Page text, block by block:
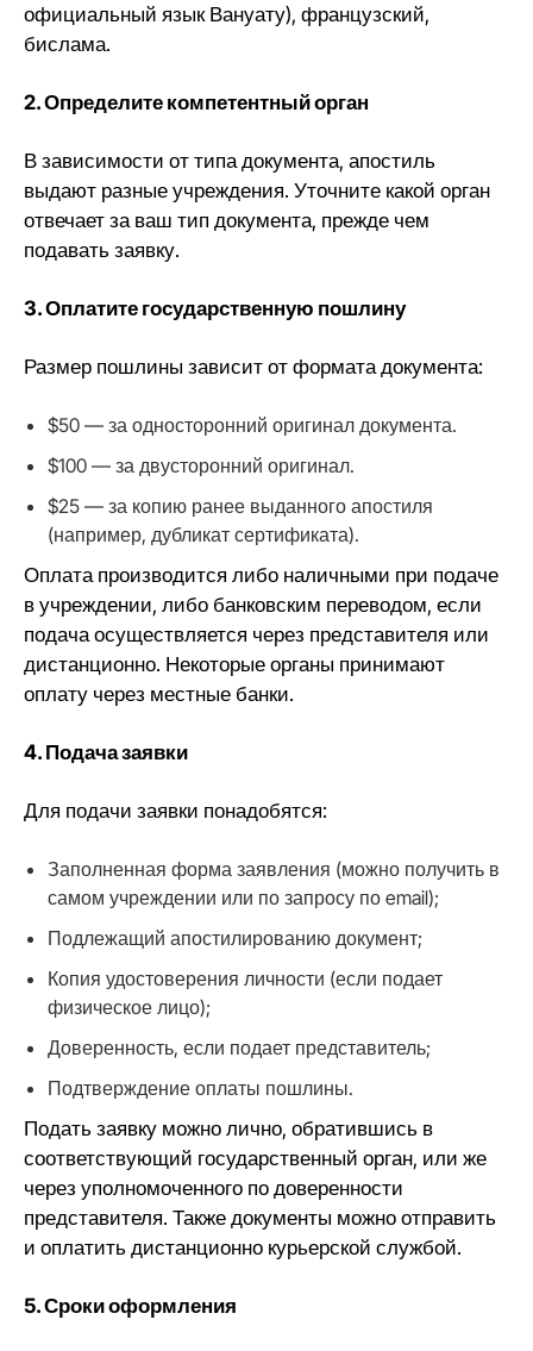
официальный язык Вануату), французский,
бислама.
2. Определите компетентный орган
В зависимости от типа документа, апостиль
выдают разные учреждения. Уточните какой орган
отвечает за ваш тип документа, прежде чем
подавать заявку.
3. Оплатите государственную пошлину
Размер пошлины зависит от формата документа:
$50 — за односторонний оригинал документа.
$100 — за двусторонний оригинал.
$25 — за копию ранее выданного апостиля
(например, дубликат сертификата).
Оплата производится либо наличными при подаче
в учреждении, либо банковским переводом, если
подача осуществляется через представителя или
дистанционно. Некоторые органы принимают
оплату через местные банки.
4. Подача заявки
Для подачи заявки понадобятся:
Заполненная форма заявления (можно получить в
самом учреждении или по запросу по email);
Подлежащий апостилированию документ;
Копия удостоверения личности (если подает
физическое лицо);
Доверенность, если подает представитель;
Подтверждение оплаты пошлины.
Подать заявку можно лично, обратившись в
соответствующий государственный орган, или же
через уполномоченного по доверенности
представителя. Также документы можно отправить
и оплатить дистанционно курьерской службой.
5. Сроки оформления